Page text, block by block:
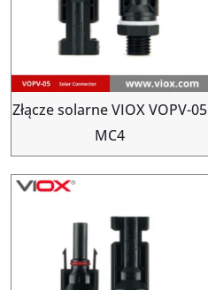
Złącze solarne VIOX VOPV-05
MC4